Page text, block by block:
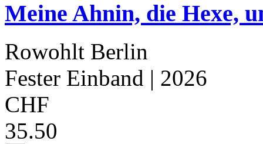
Meine Ahnin, die Hexe,
Rowohlt Berlin
Fester Einband | 2026
CHF
35.50